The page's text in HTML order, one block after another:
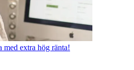
med extra hög ränta!